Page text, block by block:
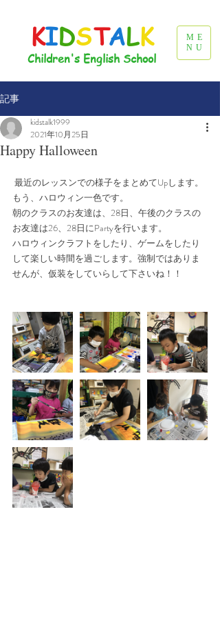
ME
NU
KIDSTALK
Children's English School
記事
Happy Halloween
kidstalk1999
2021年10月25日
もう、ハロウィン一色です。
朝のクラスのお友達は、28日、午後のクラスの
お友達は26、28日にPartyを行います。
ハロウィンクラフトをしたり、ゲームをしたり
して楽しい時間を過ごします。強制ではありま
せんが、仮装をしていらして下さいね！！